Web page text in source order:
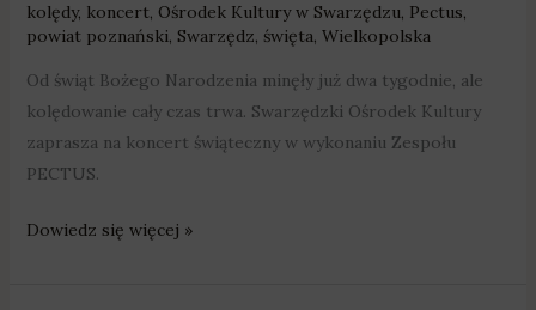
kolędy, koncert, Ośrodek Kultury w Swarzędzu, Pectus,
powiat poznański, Swarzędz, święta, Wielkopolska
Od świąt Bożego Narodzenia minęły już dwa tygodnie, ale
kolędowanie cały czas trwa. Swarzędzki Ośrodek Kultury
zaprasza na koncert świąteczny w wykonaniu Zespołu
PECTUS.
Dowiedz się więcej »